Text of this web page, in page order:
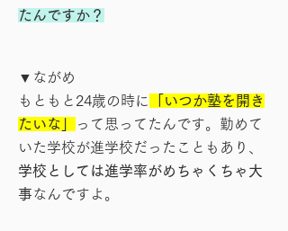
たんですか？
▼ながめ
もともと24歳の時に
「いつか塾を開き
たいな」
って思ってたんです。勤めて
いた学校が進学校だったこともあり、
学校としては進学率がめちゃくちゃ大
事なんですよ。